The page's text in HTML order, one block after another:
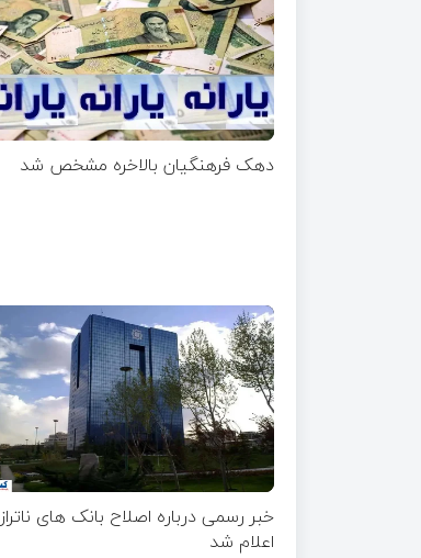
دهک فرهنگیان بالاخره مشخص شد
خبر رسمی درباره اصلاح بانک های ناتراز
اعلام شد